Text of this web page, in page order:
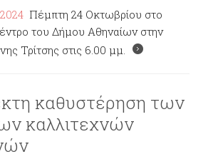
Πέμπτη 24 Οκτωβρίου στο
του Δήμου Αθηναίων στην
Τρίτσης στις 6.00 μμ.
καθυστέρηση των
καλλιτεχνών